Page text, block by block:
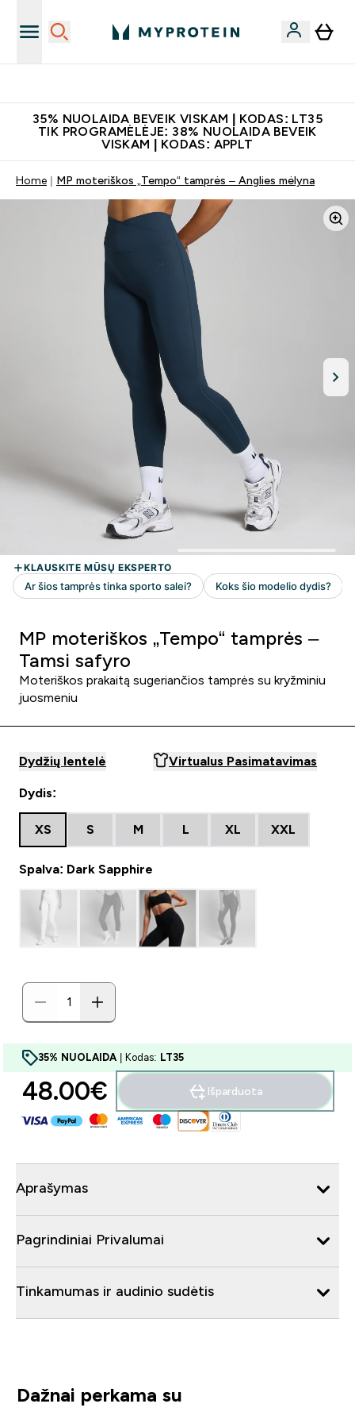
35% NUOLAIDA BEVEIK VISKAM | KODAS: LT35
TIK PROGRAMĖLĖJE: 38% NUOLAIDA BEVEIK
VISKAM | KODAS: APPLT
Home MP moteriškos „Tempo“ tamprės – Anglies mėlyna
MP moteriškos „Tempo“ tamprės –
Tamsi safyro
Moteriškos prakaitą sugeriančios tamprės su kryžminiu
juosmeniu
Dydžių lentelė Virtualus Pasimatavimas
Dydis:
XS S M L XL XXL
Spalva: Dark Sapphire
35% NUOLAIDA | Kodas: LT35
48.00€‎ Išparduota
Aprašymas
Pagrindiniai Privalumai
Tinkamumas ir audinio sudėtis
Dažnai perkama su